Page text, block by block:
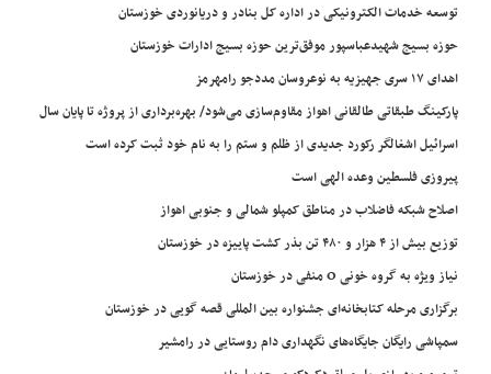
توسعه خدمات الکترونیکی در اداره کل بنادر و دریانوردی خوزستان
حوزه بسیج شهیدعباسپور موفق‌ترین حوزه بسیج ادارات خوزستان
اهدای ۱۷ سری جهیزیه به نوعروسان مددجو رامهرمز
پارکینگ طبقاتی طالقانی اهواز مقاوم‌سازی می‌شود/ بهره‌برداری از پروژه تا پایان سال
اسرائیل اشغالگر رکورد جدیدی از ظلم و ستم را به نام خود ثبت کرده است
پیروزی فلسطین وعده الهی است
اصلاح شبکه فاضلاب در مناطق کمپلو شمالی و جنوبی اهواز
توزیع بیش از ۴ هزار و ۴۸۰ تن بذر کشت پاییزه در خوزستان
نیاز ویژه به گروه خونی O منفی در خوزستان
برگزاری مرحله کتابخانه‌ای جشنواره بین المللی قصه گویی در خوزستان
سمپاشی رایگان جایگاه‌های نگهداری دام روستایی در رامشیر